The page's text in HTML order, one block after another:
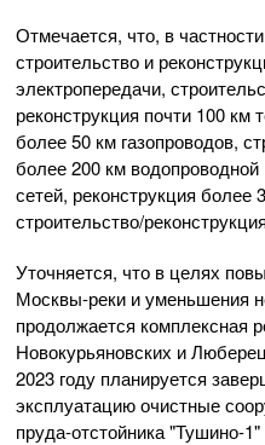
Отмечается, что, в
строительство и
электропередачи,
реконструкция почти 100 км
более 50 км газопроводов,
более 200 км
сетей, реконструкция более
строительство/
Уточняется, что в целях
Москвы-реки и уменьшения
продолжается комплексная
Новокурьяновских и
2023 году планируется
эксплуатацию очистные
пруда-отстойника "Тушино-